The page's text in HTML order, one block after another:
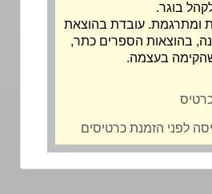
עובדת בהוצאת
שנה, בהוצאות הספרים כתר,
בעצמה.
הזמנת כרטיסים